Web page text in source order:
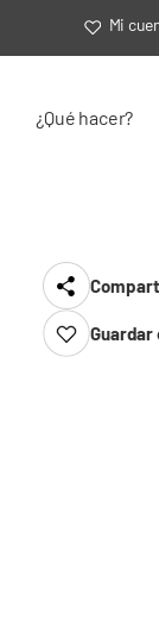
Mi
¿Qué hacer?